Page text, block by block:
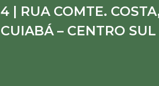
4 | RUA COMTE.
CUIABÁ – CENTRO